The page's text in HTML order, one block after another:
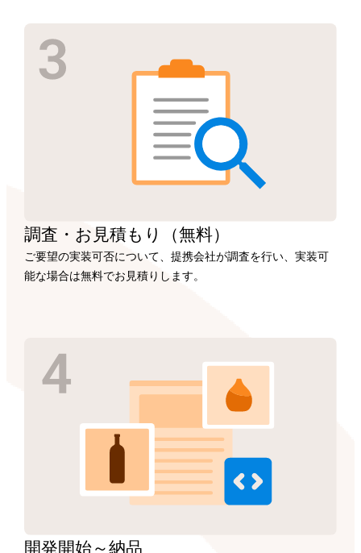
調査・お見積もり （無料）
ご要望の実装可否について、提携会社が調査を行い、実装可
能な場合は無料でお見積りします。
開発開始～納品